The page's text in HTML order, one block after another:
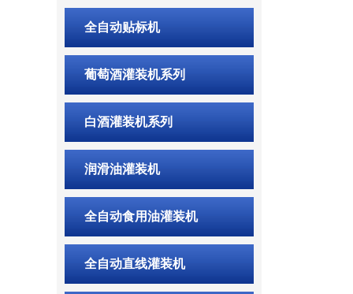
全自动贴标机
葡萄酒灌装机系列
白酒灌装机系列
润滑油灌装机
全自动食用油灌装机
全自动直线灌装机